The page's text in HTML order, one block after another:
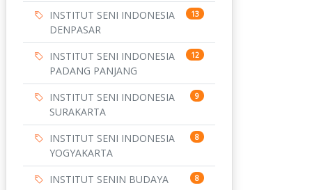
INSTITUT SENI INDONESIA
DENPASAR
13
INSTITUT SENI INDONESIA
PADANG PANJANG
12
INSTITUT SENI INDONESIA
SURAKARTA
9
INSTITUT SENI INDONESIA
YOGYAKARTA
8
INSTITUT SENIN BUDAYA
8